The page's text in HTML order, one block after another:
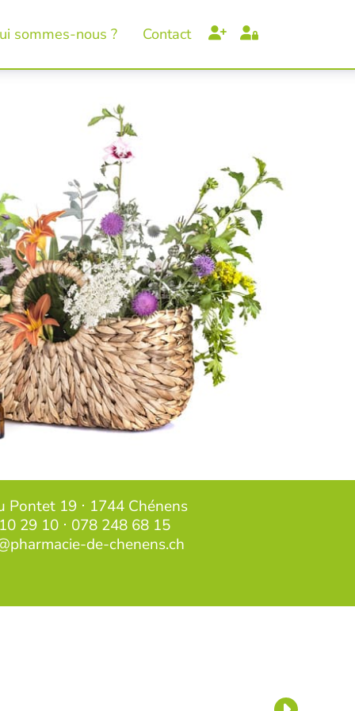
sommes-nous ? Contact
Pontet 19 ⋅ 1744 Chénens
29 10 ⋅ 078 248 68 15
de-chenens.ch